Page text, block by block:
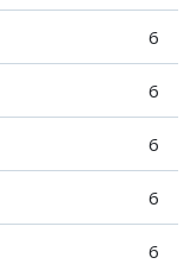
6
6
6
6
6